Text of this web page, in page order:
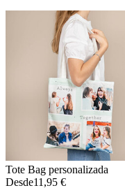
Tote Bag personalizada
Desde11,95 €